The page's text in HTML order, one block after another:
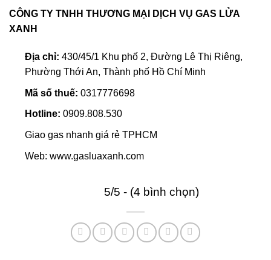
CÔNG TY TNHH THƯƠNG MẠI DỊCH VỤ GAS LỬA
XANH
Địa chỉ: 430/45/1 Khu phố 2, Đường Lê Thị Riêng,
Phường Thới An, Thành phố Hồ Chí Minh
Mã số thuế: 0317776698
Hotline: 0909.808.530
Giao gas nhanh giá rẻ TPHCM
Web: www.gasluaxanh.com
5/5 - (4 bình chọn)